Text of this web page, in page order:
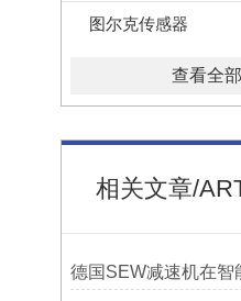
图尔克传感器
查看全部
相关文章/